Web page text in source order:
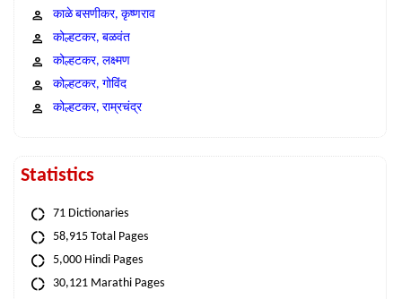
काळे बसणीकर, कृष्णराव
कोल्हटकर, बळवंत
कोल्हटकर, लक्ष्मण
कोल्हटकर, गोविंद
कोल्हटकर, राम्रचंद्र
Statistics
71 Dictionaries
58,915 Total Pages
5,000 Hindi Pages
30,121 Marathi Pages